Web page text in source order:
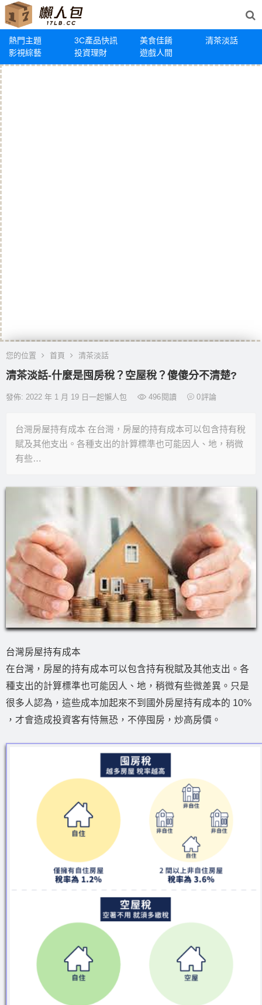
熱門主題 3C產品快訊 美食佳餚
清茶淡話
影視綜藝
投資理財 遊戲人間
您的位置 首頁 清茶淡話
清茶淡話-什麼是囤房稅？空屋稅？傻傻分不清楚?
發佈: 2022 年 1 月 19 日一起懶人包 496 閱讀 0評論
台灣房屋持有成本 在台灣，房屋的持有成本可以包含持有稅
賦及其他支出。各種支出的計算標準也可能因人、地，稍微
有些…
台灣房屋持有成本
在台灣，房屋的持有成本可以包含持有稅賦及其他支出。各
種支出的計算標準也可能因人、地，稍微有些微差異。只是
很多人認為，這些成本加起來不到國外房屋持有成本的 10%
，才會造成投資客有恃無恐，不停囤房，炒高房價。